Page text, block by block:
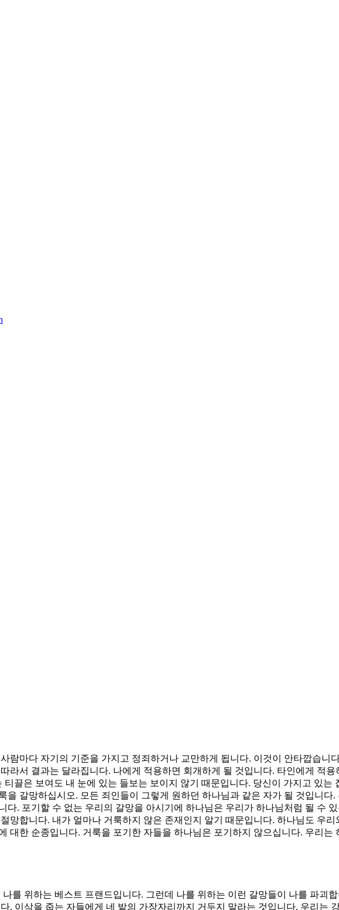
람마다 자기의 기준을 가지고 정죄하거나 교만하게 됩니다. 이것이 안타깝습니
라서 결과는 달라집니다. 나에게 적용하면 회개하게 될 것입니다. 타인에게 적
끌은 보여도 내 눈에 있는 들보는 보이지 않기 때문입니다. 당신이 가지고 있는
을 갈망하십시오. 모든 죄인들이 그렇게 원하던 하나님과 같은 자가 될 것입니
다. 포기할 수 없는 우리의 갈망을 아시기에 하나님은 우리가 하나님처럼 될 수
망합니다. 내가 얼마나 거룩하지 않은 존재인지 알기 때문입니다. 하나님도 우
대한 순종입니다. 거룩을 포기한 자들을 하나님은 포기하지 않으십니다. 우리는
를 위하는 베스트 프랜드입니다. 그런데 나를 위하는 이런 갈망들이 나를 파괴
. 이삭을 줍는 자들에게 네 밭의 가장자리까지 거두지 말라는 것입니다. 우리는